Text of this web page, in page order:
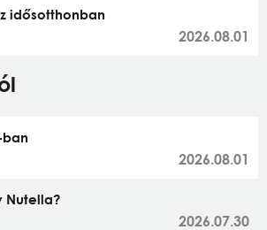
idősotthonban
2026.08.01
ban
2026.08.01
Nutella?
2026.07.30